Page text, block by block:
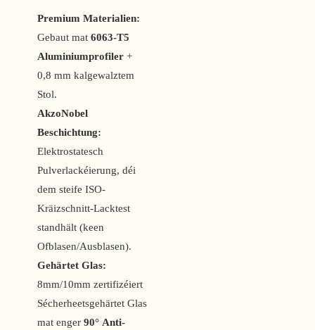
Premium Materialien:
Gebaut mat6063-T5
Aluminiumprofiler +
0,8 mm kalgewalztem
Stol.
AkzoNobel
Beschichtung:
Elektrostatesch
Pulverlackéierung, déi
dem steife ISO-
Kräizschnitt-Lacktest
standhält (keen
Ofblasen/Ausblasen).
Gehärtet Glas:
8mm/10mm zertifizéiert
Sécherheetsgehärtet Glas
mat enger90° Anti-